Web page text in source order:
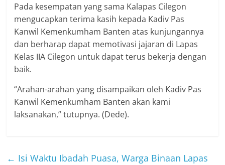
Pada kesempatan yang sama Kalapas Cilegon
mengucapkan terima kasih kepada Kadiv Pas
Kanwil Kemenkumham Banten atas kunjungannya
dan berharap dapat memotivasi jajaran di Lapas
Kelas IIA Cilegon untuk dapat terus bekerja dengan
baik.
“Arahan-arahan yang disampaikan oleh Kadiv Pas
Kanwil Kemenkumham Banten akan kami
laksanakan,” tutupnya. (Dede).
← Isi Waktu Ibadah Puasa, Warga Binaan Lapas